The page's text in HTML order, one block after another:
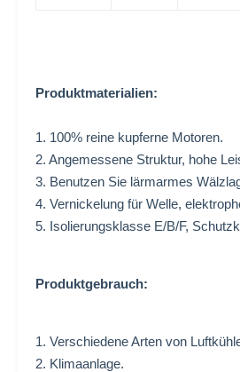
Produktmaterialien:
1. 100% reine kupferne Motoren.
2. Angemessene Struktur, hohe
3. Benutzen Sie lärmarmes
4. Vernickelung für Welle,
5. Isolierungsklasse E/B/F,
Produktgebrauch:
1. Verschiedene Arten von
2. Klimaanlage.